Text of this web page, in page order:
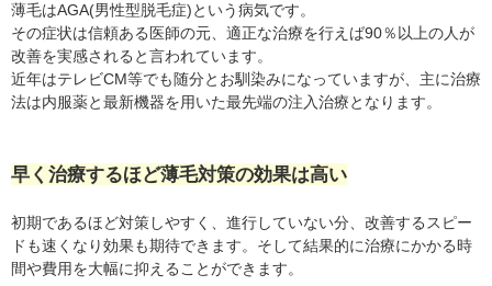
薄毛はAGA(男性型脱毛症)という病気です。
その症状は信頼ある医師の元、適正な治療を行えば90％以上の人が
改善を実感されると言われています。
近年はテレビCM等でも随分とお馴染みになっていますが、主に治療
法は内服薬と最新機器を用いた最先端の注入治療となります。
早く治療するほど薄毛対策の効果は高い
初期であるほど対策しやすく、進行していない分、改善するスピー
ドも速くなり効果も期待できます。そして結果的に治療にかかる時
間や費用を大幅に抑えることができます。